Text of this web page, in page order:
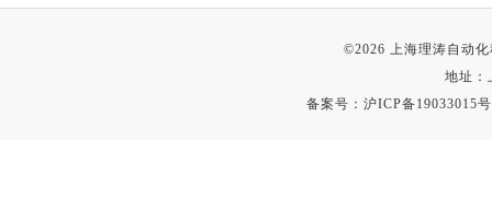
©2026 上海理涛自动
地址：
备案号： 沪ICP备19033015